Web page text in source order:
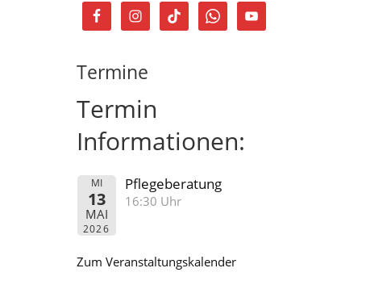
Termine
Termin
Informationen:
MI
13
MAI
2026
Pflegeberatung
16:30 Uhr
Zum Veranstaltungskalender